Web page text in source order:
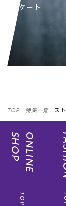
スケート
TOP 特集一覧 ス
ONLINE
SHOP
TOP